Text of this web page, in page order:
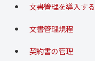
文書管理を導入する
文書管理規程
契約書の管理